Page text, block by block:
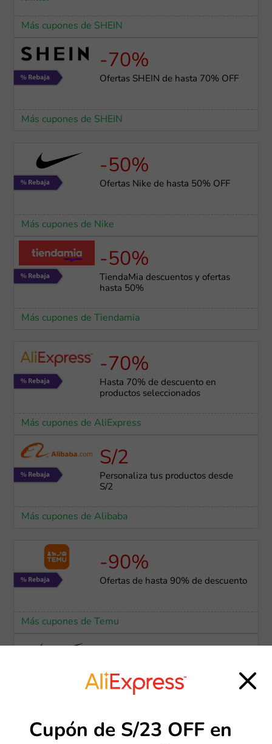
Más cupones de SHEIN
-70%
Ofertas SHEIN de hasta 70% OFF
Más cupones de SHEIN
-50%
Ofertas Nike de hasta 50% OFF
Más cupones de Nike
-50%
TiendaMia descuentos y ofertas
hasta 50%
Más cupones de Tiendamia
-70%
Hasta 70% de descuento en
productos seleccionados
Más cupones de AliExpress
S/2
Personaliza tus productos desde
S/2
Más cupones de Alibaba
-90%
Ofertas de hasta 90% de descuento
Más cupones de Temu
Envío gratis para compras
superiores a S/250
Cupón de S/23 OFF en